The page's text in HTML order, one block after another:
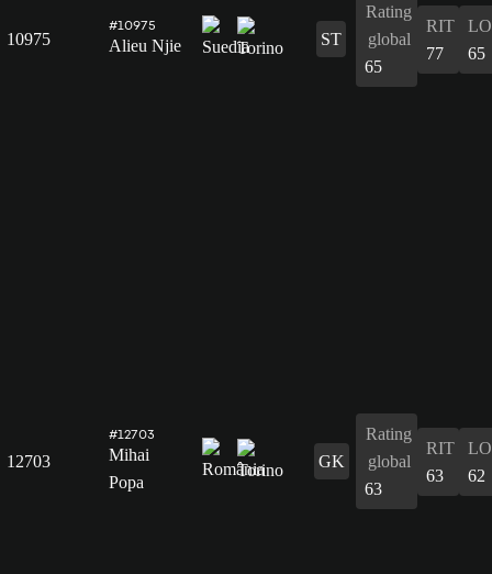
10975
#10975
Alieu Njie ST
Rating
global
65
RIT
77
65
12703
#12703
Mihai
Popa
GK
Rating
global
63
RIT
63
62